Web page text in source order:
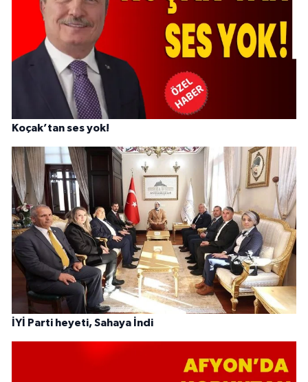
Koçak’tan ses yok!
İYİ Parti heyeti, Sahaya İndi